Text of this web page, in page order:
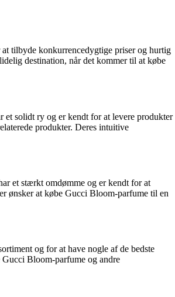
tilbyde konkurrencedygtige priser og hurtig
destination, når det kommer til at købe
et solidt ry og er kendt for at levere produkter
produkter. Deres intuitive
et stærkt omdømme og er kendt for at
ønsker at købe Gucci Bloom-parfume til en
og for at have nogle af de bedste
Bloom-parfume og andre